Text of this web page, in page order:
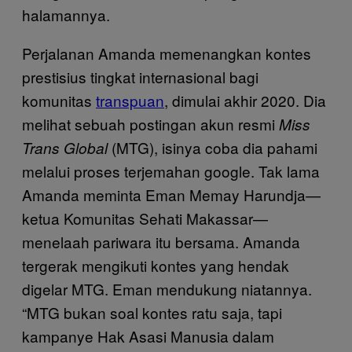
halamannya.
Perjalanan Amanda memenangkan kontes
prestisius tingkat internasional bagi
komunitas transpuan, dimulai akhir 2020. Dia
melihat sebuah postingan akun resmi Miss
Trans Global(MTG), isinya coba dia pahami
melalui proses terjemahan google. Tak lama
Amanda meminta Eman Memay Harundja—
ketua Komunitas Sehati Makassar—
menelaah pariwara itu bersama. Amanda
tergerak mengikuti kontes yang hendak
digelar MTG. Eman mendukung niatannya.
“MTG bukan soal kontes ratu saja, tapi
kampanye Hak Asasi Manusia dalam